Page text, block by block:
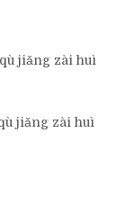
jiǎng zài huì
jiǎng zài huì